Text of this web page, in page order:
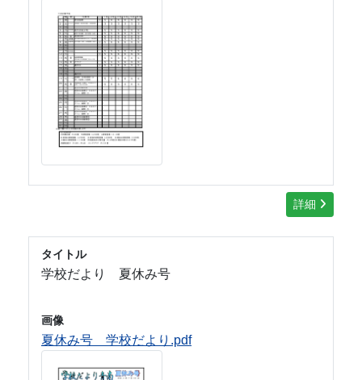
詳細
タイトル
学校だより 夏休み号
画像
夏休み号 学校だより.pdf